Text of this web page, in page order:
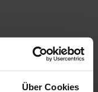
Über Cookies